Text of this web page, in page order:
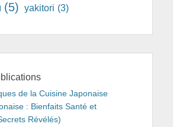
(5) yakitori (3)
de la Cuisine Japonaise
: Bienfaits Santé et
Révélés)